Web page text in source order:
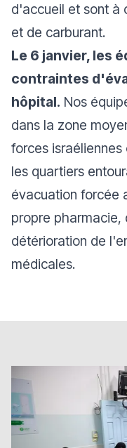
d'accueil et sont à
et de carburant.
Le 6 janvier, les
contraintes
hôpital. Nos
dans la zone
forces
les quartiers
évacuation forcée
propre pharmacie,
détérioration de
médicales.